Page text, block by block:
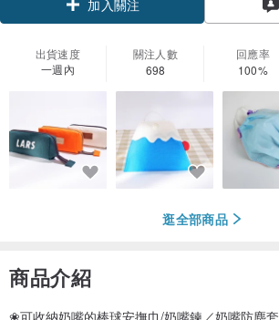
加入關注
出貨速度
一週內
關注人數
698
回應率
100%
逛全部商品
商品介紹
❀可收納奶嘴的棒球安撫巾/奶嘴鍊／奶嘴防塵套